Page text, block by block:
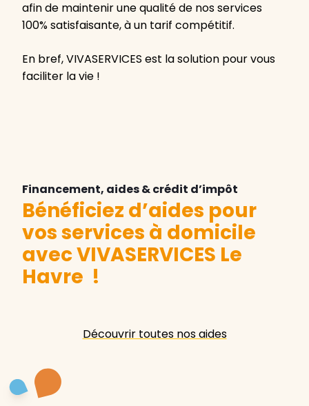
afin de maintenir une qualité de nos services
100% satisfaisante, à un tarif compétitif.
En bref, VIVASERVICES est la solution pour vous
faciliter la vie !
Financement, aides & crédit d’impôt
Bénéficiez d’aides pour
vos services à domicile
avec VIVASERVICES Le
Havre !
Découvrir toutes nos aides